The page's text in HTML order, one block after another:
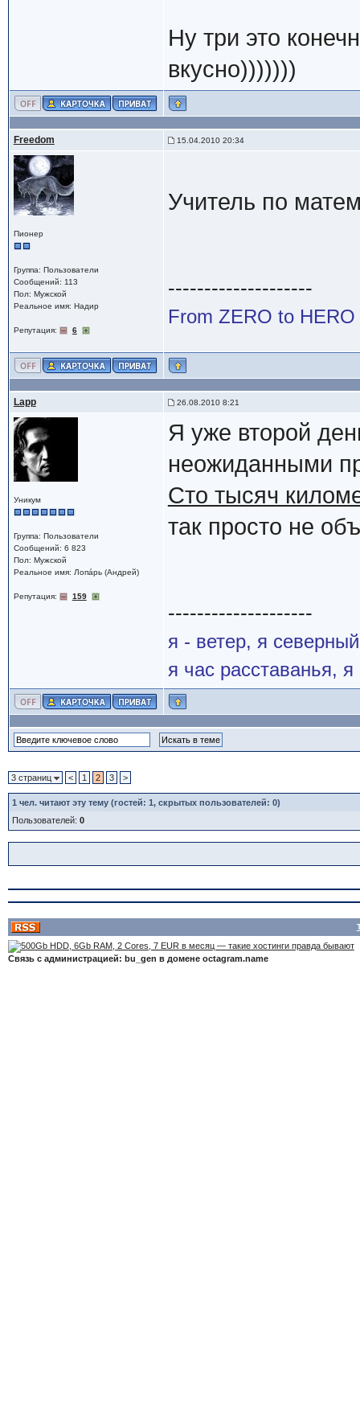
Ну три это
вкусно)))))))
Freedom 15.04.2010 20:34
Пионер
Группа: Пользователи
Сообщений: 113
Пол: Мужской
Реальное имя: Надир
Репутация: 6
Учитель по
--------------------
From ZERO to HERO
Lapp 26.08.2010 8:21
Уникум
Группа: Пользователи
Сообщений: 6 823
Пол: Мужской
Реальное имя: Лопáрь (Андрей)
Репутация: 159
Я уже второй
неожиданными
Сто тысяч
так просто не
--------------------
я - ветер, я
я час расставанья,
3 страниц < 1 2 3 >
1 чел. читают эту тему (гостей: 1, скрытых пользователей: 0)
Пользователей: 0
Связь с администрацией: bu_gen в домене octagram.name